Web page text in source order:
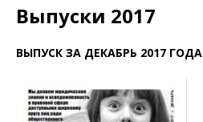
Выпуски 2017
ВЫПУСК ЗА ДЕКАБРЬ 2017 ГОДА